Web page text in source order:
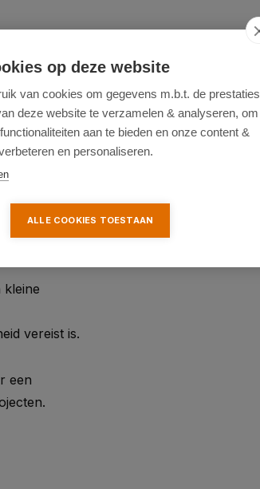
kleine
vereist is.
een
op deze website
van cookies om gegevens m.b.t. de prestaties
deze website te verzamelen & analyseren, om
aan te bieden en onze content &
en personaliseren.
ALLE COOKIES TOESTAAN